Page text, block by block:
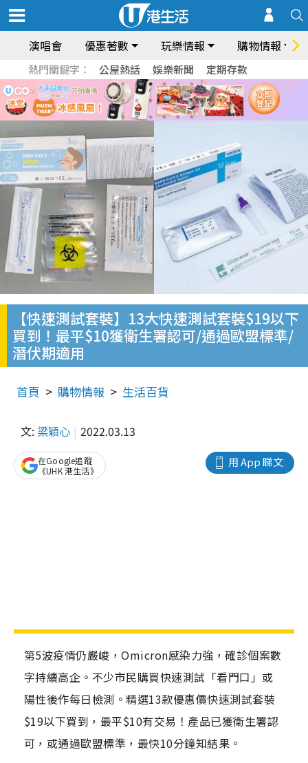
演唱會 優惠著數 玩樂情報 購物情報
熱門關鍵字： 公屋熱話 娛樂新聞 定期存款
【快速測試套裝】13大快速測試套裝$19以下
買到！最平$10獲衛生署認可/通過歐盟標準/
潛伏期適用
首頁 購物情報 生活百貨
文: 梁穎心 2022.03.13
用 App 睇文
在Google追蹤
《UHK 港生活》
第5波疫情仍嚴峻，Omicron感染力強，確診個案數
字持續高企。不少市民購買快速測試「看門口」或
陽性後作每日檢測。精選13款優惠價快速測試套裝
$19以下買到，最平$10有交易！產品已獲衛生署認
可，或通過歐盟標準，最快10分鐘知結果。